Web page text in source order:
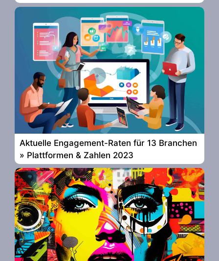
Aktuelle Engagement-Raten für 13 Branchen
» Plattformen & Zahlen 2023